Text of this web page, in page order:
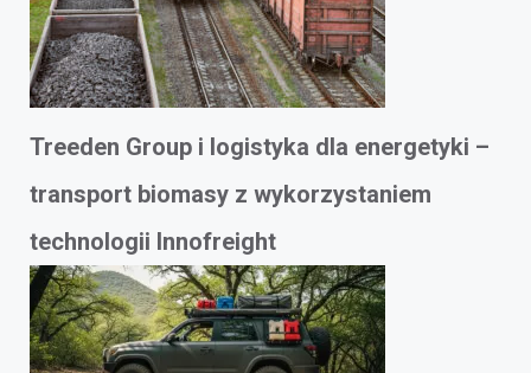
Treeden Group i logistyka dla energetyki –
transport biomasy z wykorzystaniem
technologii Innofreight